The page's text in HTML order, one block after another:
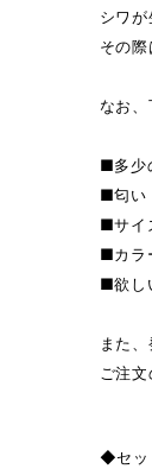
シワが
その
なお
■多少
■匂い
■サイ
■カラ
■欲し
また
ご注
◆セッ